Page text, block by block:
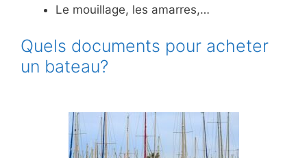
Le mouillage, les amarres,…
Quels documents pour acheter
un bateau?